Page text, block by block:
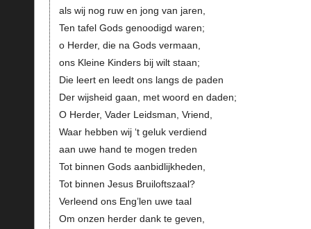
als wij nog ruw en jong van jaren,
Ten tafel Gods genoodigd waren;
o Herder, die na Gods vermaan,
ons Kleine Kinders bij wilt staan;
Die leert en leedt ons langs de paden
Der wijsheid gaan, met woord en daden;
O Herder, Vader Leidsman, Vriend,
Waar hebben wij ‘t geluk verdiend
aan uwe hand te mogen treden
Tot binnen Gods aanbidlijkheden,
Tot binnen Jesus Bruiloftszaal?
Verleend ons Eng’len uwe taal
Om onzen herder dank te geven,